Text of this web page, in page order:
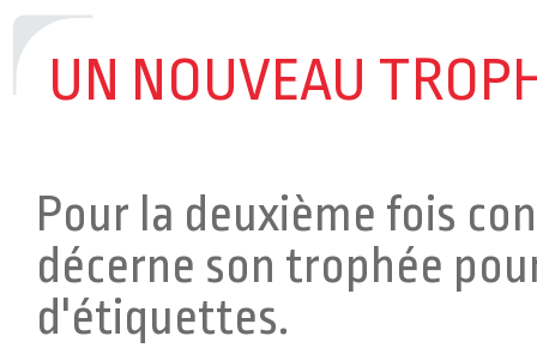
L'ÉTIQUETTE RACK
l’étiquette RACK !
DEUX MENTIONS SPÉCIALES POUR
mentions spéciales au concours
UN NOUVEAU
Pour la deuxième fois
décerne son trophée
d'étiquettes.